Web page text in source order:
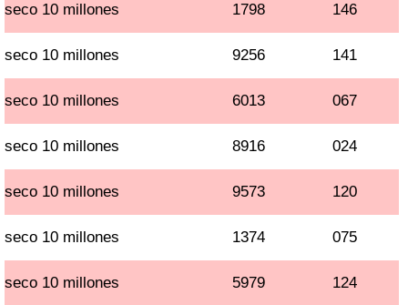
seco 10 millones 1798 146
seco 10 millones 9256 141
seco 10 millones 6013 067
seco 10 millones 8916 024
seco 10 millones 9573 120
seco 10 millones 1374 075
seco 10 millones 5979 124